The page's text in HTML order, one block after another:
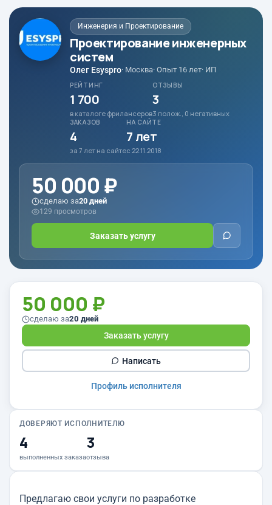
Инженерия и Проектирование
Проектирование инженерных
систем
Олег Esyspro· Москва· Опыт 16 лет· ИП
РЕЙТИНГ
1 700
в каталоге фрилансеров
ОТЗЫВЫ
3
3 полож., 0 негативных
ЗАКАЗОВ
4
за 7 лет на сайте
НА САЙТЕ
7 лет
с 22.11.2018
50 000 ₽
сделаю за20 дней
129 просмотров
Заказать услугу
Предлагаю свои услуги по разработке
50 000 ₽
сделаю за20 дней
Заказать услугу
Написать
Профиль исполнителя
ДОВЕРЯЮТ ИСПОЛНИТЕЛЮ
4
выполненных заказа
3
отзыва